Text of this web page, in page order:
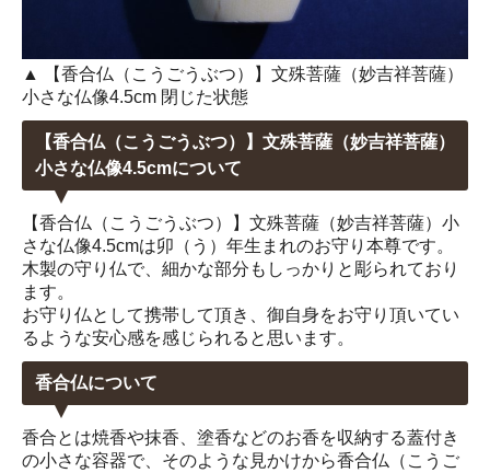
▲ 【香合仏（こうごうぶつ）】文殊菩薩（妙吉祥菩薩）
小さな仏像4.5cm 閉じた状態
【香合仏（こうごうぶつ）】文殊菩薩（妙吉祥菩薩）
小さな仏像4.5cmについて
【香合仏（こうごうぶつ）】文殊菩薩（妙吉祥菩薩）小
さな仏像4.5cmは卯（う）年生まれのお守り本尊です。
木製の守り仏で、細かな部分もしっかりと彫られており
ます。
お守り仏として携帯して頂き、御自身をお守り頂いてい
るような安心感を感じられると思います。
香合仏について
香合とは焼香や抹香、塗香などのお香を収納する蓋付き
の小さな容器で、そのような見かけから香合仏（こうご